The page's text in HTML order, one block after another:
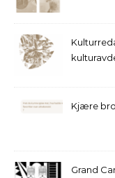
Kjære
Grand